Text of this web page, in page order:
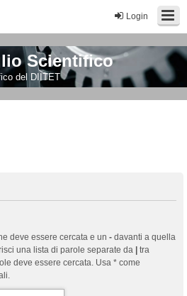
Login
Scientifico
del DIITET
deve essere cercata e un - davanti a quella
una lista di parole separate da
tra
deve essere cercata. Usa * come